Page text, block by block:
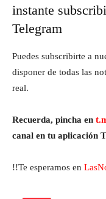
instante
Telegram
Puedes subscribirte a
disponer de todas las
real.
Recuerda, pincha en
canal en tu aplicación
!!Te esperamos en